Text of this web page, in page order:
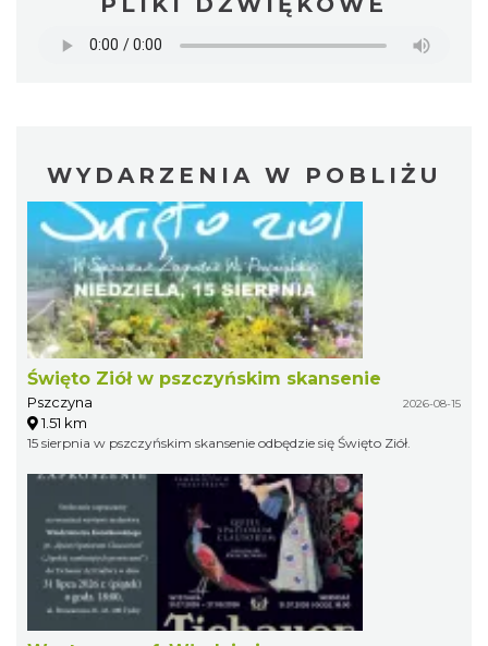
WYDARZENIA W POBLIŻU
Święto Ziół w pszczyńskim skansenie
Pszczyna 2026-08-15
1.51 km
15 sierpnia w pszczyńskim skansenie odbędzie się Święto Ziół.